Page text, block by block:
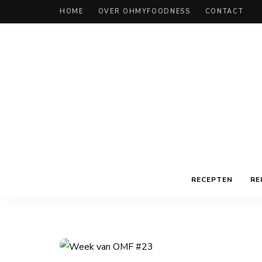
HOME OVER OHMYFOODNESS CONTACT
RECEPTEN